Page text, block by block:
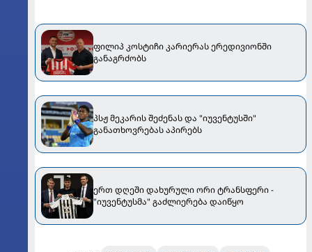
ფილიპ კოსტიჩი კარიერას ერედივიონში
განაგრძობს
პსჟ მეკარის შეძენას და "იუვენტუსში"
განათხოვრებას აპირებს
ერთ დღეში დახურული ორი ტრანსფერი -
"იუვენტუსმა" გაძლიერება დაიწყო